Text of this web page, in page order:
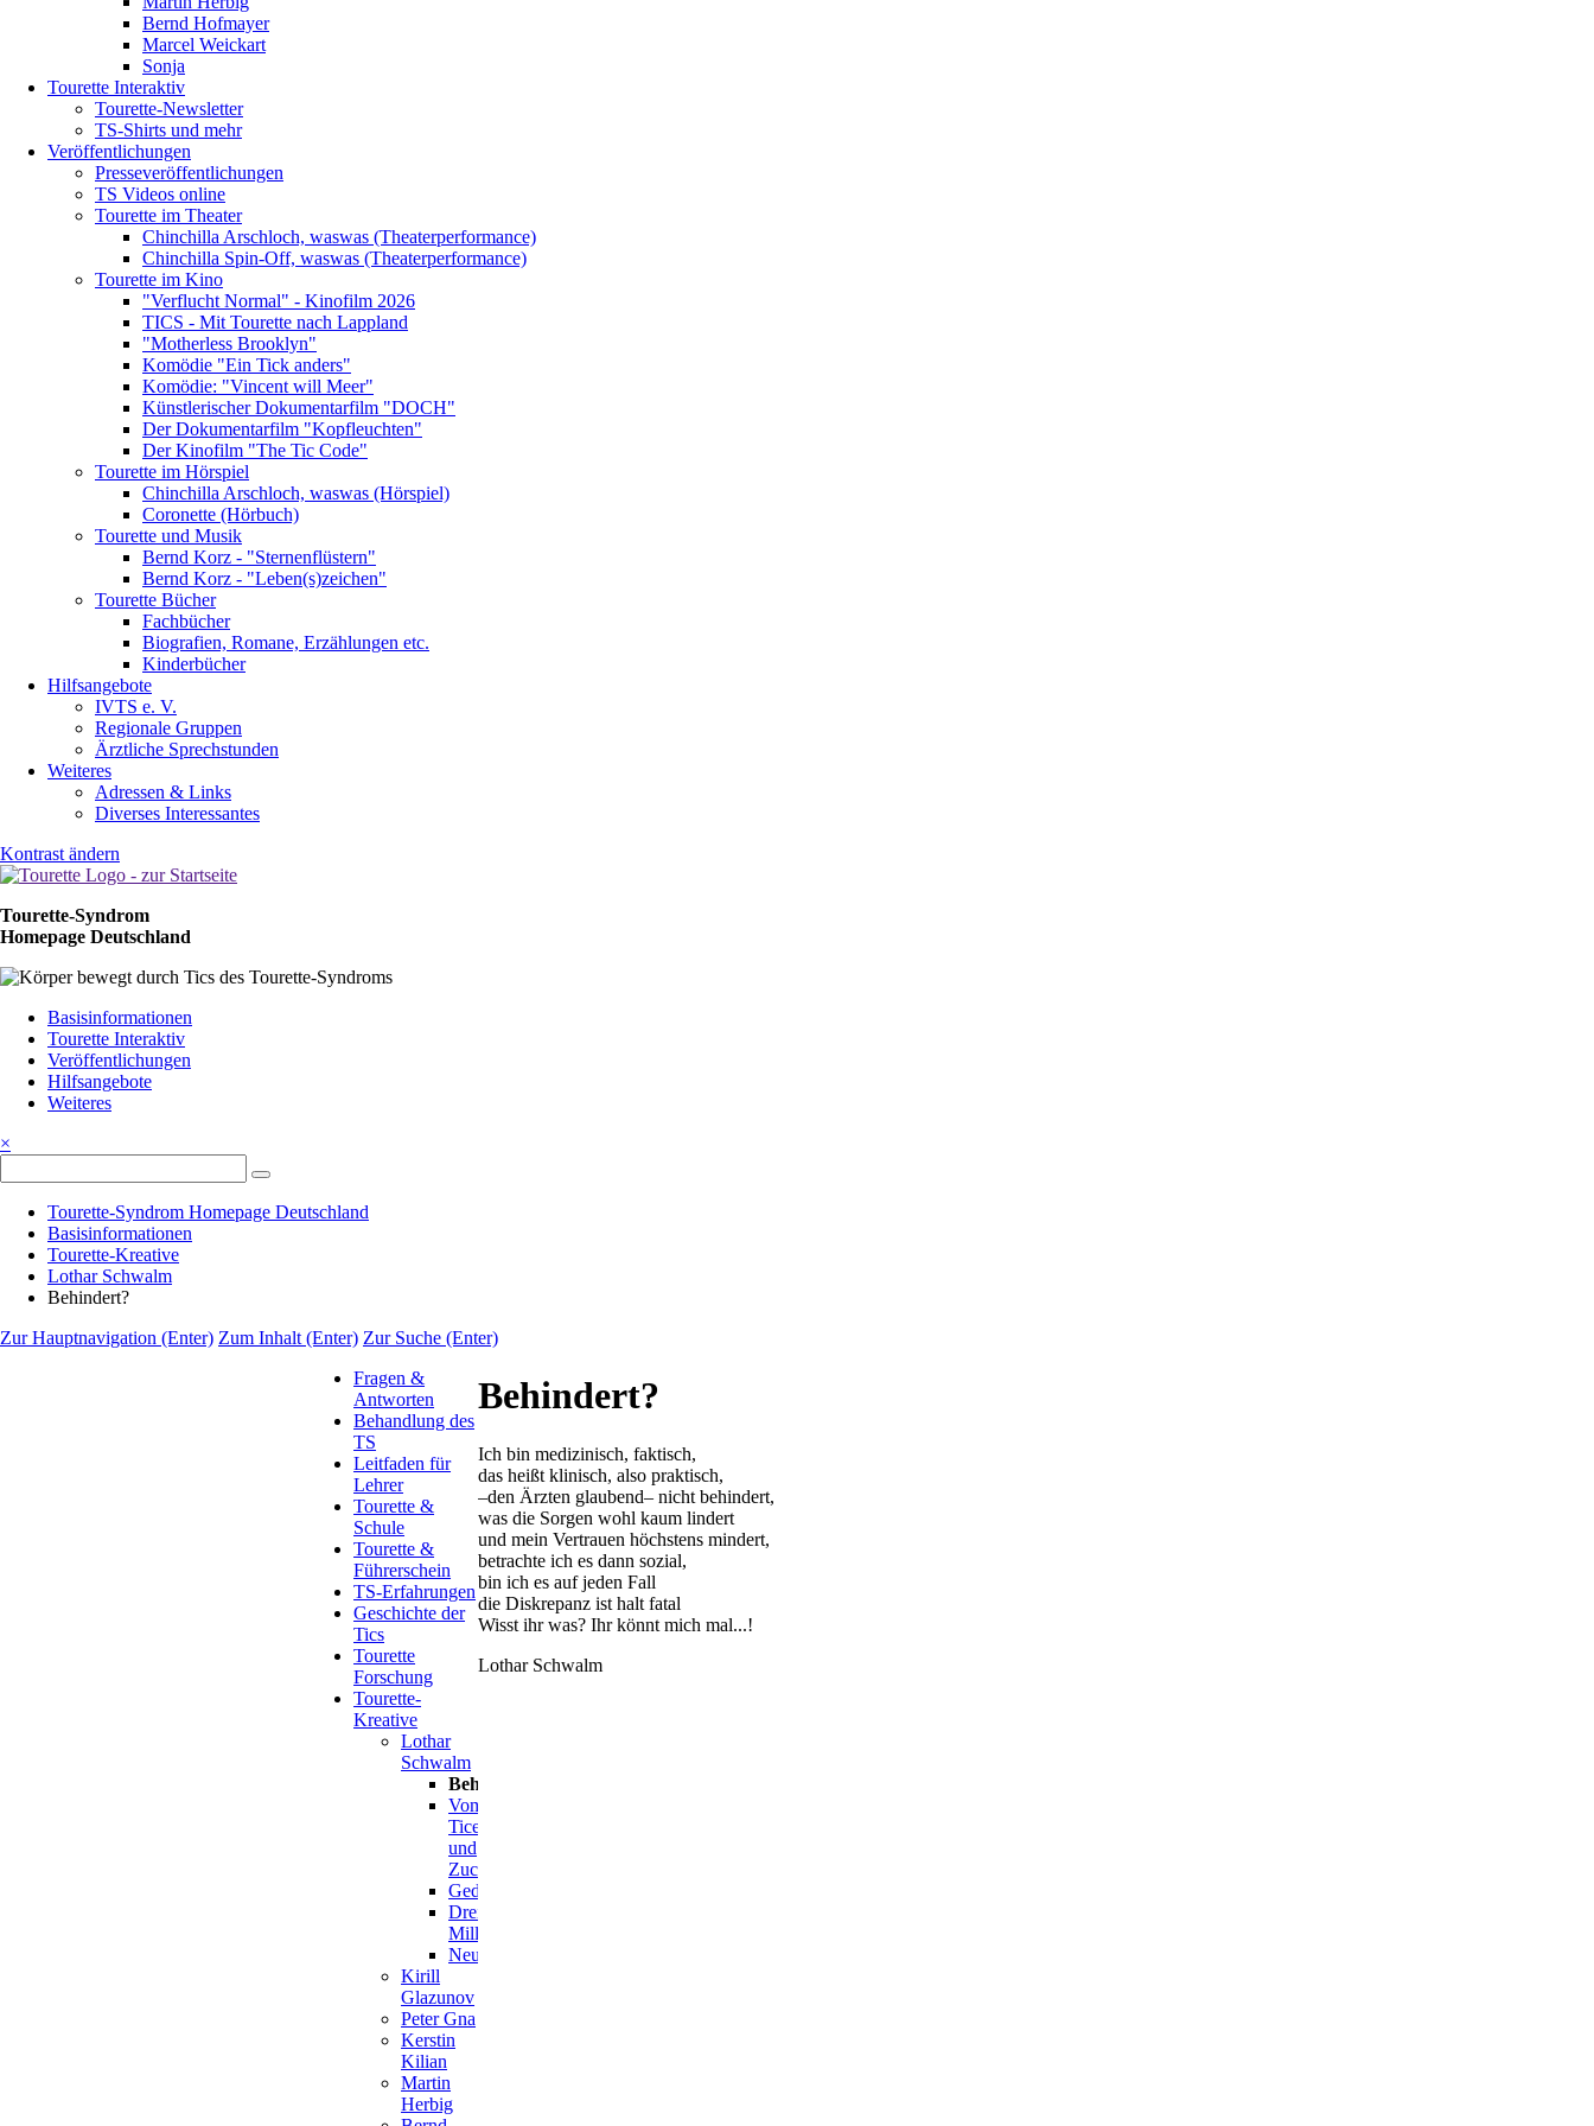
Bernd Hofmayer
Marcel Weickart
Sonja
Tourette Interaktiv
Tourette-Newsletter
TS-Shirts und mehr
Veröffentlichungen
Presseveröffentlichungen
TS Videos online
Tourette im Theater
Chinchilla Arschloch, waswas (Theaterperformance)
Chinchilla Spin-Off, waswas (Theaterperformance)
Tourette im Kino
"Verflucht Normal" - Kinofilm 2026
TICS - Mit Tourette nach Lappland
"Motherless Brooklyn"
Komödie "Ein Tick anders"
Komödie: "Vincent will Meer"
Künstlerischer Dokumentarfilm "DOCH"
Der Dokumentarfilm "Kopfleuchten"
Der Kinofilm "The Tic Code"
Tourette im Hörspiel
Chinchilla Arschloch, waswas (Hörspiel)
Coronette (Hörbuch)
Tourette und Musik
Bernd Korz - "Sternenflüstern"
Bernd Korz - "Leben(s)zeichen"
Tourette Bücher
Fachbücher
Biografien, Romane, Erzählungen etc.
Kinderbücher
Hilfsangebote
IVTS e. V.
Regionale Gruppen
Ärztliche Sprechstunden
Weiteres
Adressen & Links
Diverses Interessantes
Kontrast ändern
Tourette-Syndrom
Homepage Deutschland
überspringenBasisinformationen
Tourette Interaktiv
Veröffentlichungen
Hilfsangebote
Weiteres
×
Tourette-Syndrom Homepage Deutschland
Basisinformationen
Tourette-Kreative
Lothar Schwalm
Behindert?
Zur Hauptnavigation (Enter) Zum Inhalt (Enter) Zur Suche (Enter)
Behindert?
Ich bin medizinisch, faktisch,
das heißt klinisch, also praktisch,
–den Ärzten glaubend– nicht behindert,
was die Sorgen wohl kaum lindert
und mein Vertrauen höchstens mindert,
betrachte ich es dann sozial,
bin ich es auf jeden Fall
die Diskrepanz ist halt fatal
Wisst ihr was? Ihr könnt mich mal...!
Lothar Schwalm
überspringen
Fragen &
Antworten
Behandlung des
TS
Leitfaden für
Lehrer
Tourette &
Schule
Tourette &
Führerschein
TS-Erfahrungen
Geschichte der
Tics
Tourette
Forschung
Tourette-
Kreative
Lothar
Schwalm
Behindert?
Vom
Ticen
und
Zucken
Gedankenverloren
Dreiundvierzig
Milligramm
Neurotransmitternacht
Kirill
Glazunov
Peter Gna
Kerstin
Kilian
Martin
Herbig